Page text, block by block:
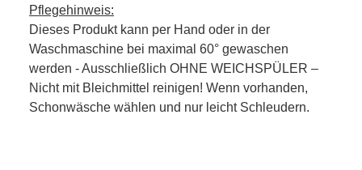
Pflegehinweis:
Dieses Produkt kann per Hand oder in der
Waschmaschine bei maximal 60° gewaschen
werden - Ausschließlich OHNE WEICHSPÜLER –
Nicht mit Bleichmittel reinigen! Wenn vorhanden,
Schonwäsche wählen und nur leicht Schleudern.